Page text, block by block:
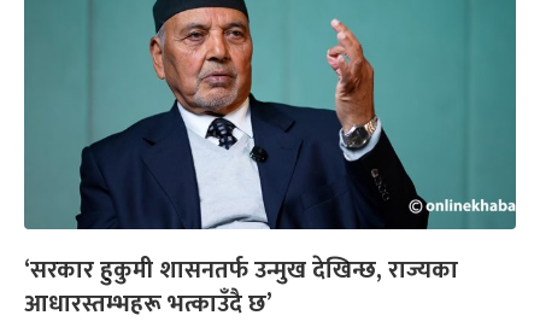
‘सरकार हुकुमी शासनतर्फ उन्मुख देखिन्छ, राज्यका
आधारस्तम्भहरू भत्काउँदै छ’